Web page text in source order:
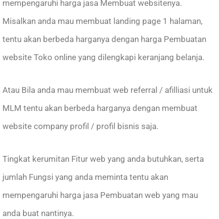
mempengaruhi harga jasa Membuat websitenya.
Misalkan anda mau membuat landing page 1 halaman,
tentu akan berbeda harganya dengan harga Pembuatan
website Toko online yang dilengkapi keranjang belanja.
Atau Bila anda mau membuat web referral / afilliasi untuk
MLM tentu akan berbeda harganya dengan membuat
website company profil / profil bisnis saja.
Tingkat kerumitan Fitur web yang anda butuhkan, serta
jumlah Fungsi yang anda meminta tentu akan
mempengaruhi harga jasa Pembuatan web yang mau
anda buat nantinya.